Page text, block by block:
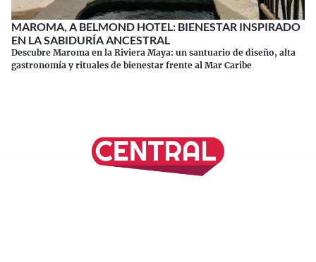
MAROMA, A BELMOND HOTEL: BIENESTAR INSPIRADO
EN LA SABIDURÍA ANCESTRAL
Descubre Maroma en la Riviera Maya: un santuario de diseño, alta
gastronomía y rituales de bienestar frente al Mar Caribe